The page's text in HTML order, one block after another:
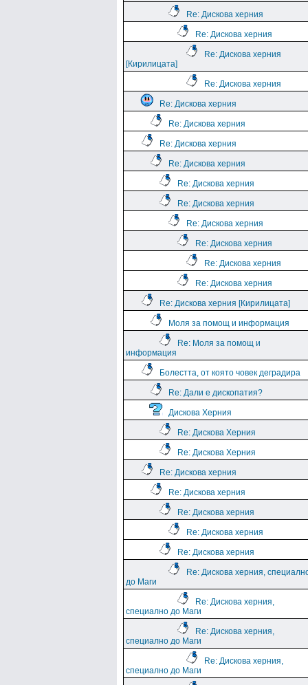
Re: Дискова херния
Re: Дискова херния
Re: Дискова херния
[Кирилицата]
Re: Дискова херния
Re: Дискова херния
Re: Дискова херния
Re: Дискова херния
Re: Дискова херния
Re: Дискова херния
Re: Дискова херния
Re: Дискова херния
Re: Дискова херния
Re: Дискова херния
Re: Дискова херния
Re: Дискова херния [Кирилицата]
Моля за помощ и информация
Re: Моля за помощ и
информация
Болестта, от която човек деградира
Re: Дали е дископатия?
Дискова Херния
Re: Дискова Херния
Re: Дискова Херния
Re: Дискова херния
Re: Дискова херния
Re: Дискова херния
Re: Дискова херния
Re: Дискова херния
Re: Дискова херния,
до Маги
Re: Дискова херния,
специално до Маги
Re: Дискова херния,
специално до Маги
Re: Дискова херния,
специално до Маги